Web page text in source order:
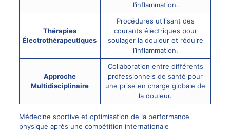
l’inflammation.
Thérapies
Électrothérapeutiques
Procédures utilisant des
courants électriques pour
soulager la douleur et réduire
l’inflammation.
Approche
Multidisciplinaire
Collaboration entre différents
professionnels de santé pour
une prise en charge globale de
la douleur.
Médecine sportive et optimisation de la performance
physique après une compétition internationale